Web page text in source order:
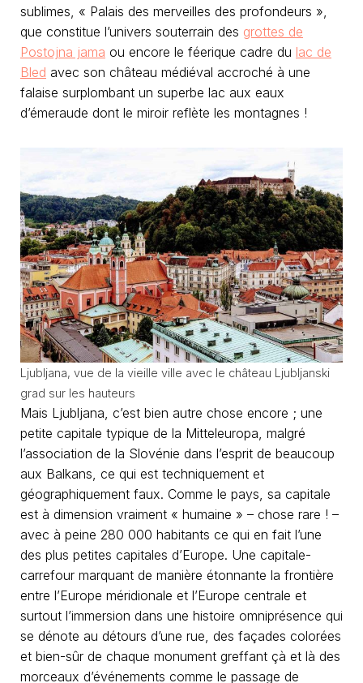
sublimes, « Palais des merveilles des profondeurs »,
que constitue l’univers souterrain des grottes de
Postojna jama ou encore le féerique cadre du lac de
Bled avec son château médiéval accroché à une
falaise surplombant un superbe lac aux eaux
d’émeraude dont le miroir reflète les montagnes !
Ljubljana, vue de la vieille ville avec le château Ljubljanski
grad sur les hauteurs
Mais Ljubljana, c’est bien autre chose encore ; une
petite capitale typique de la Mitteleuropa, malgré
l’association de la Slovénie dans l’esprit de beaucoup
aux Balkans, ce qui est techniquement et
géographiquement faux. Comme le pays, sa capitale
est à dimension vraiment « humaine » – chose rare ! –
avec à peine 280 000 habitants ce qui en fait l’une
des plus petites capitales d’Europe. Une capitale-
carrefour marquant de manière étonnante la frontière
entre l’Europe méridionale et l’Europe centrale et
surtout l’immersion dans une histoire omniprésence qui
se dénote au détours d’une rue, des façades colorées
et bien-sûr de chaque monument greffant çà et là des
morceaux d’événements comme le passage de